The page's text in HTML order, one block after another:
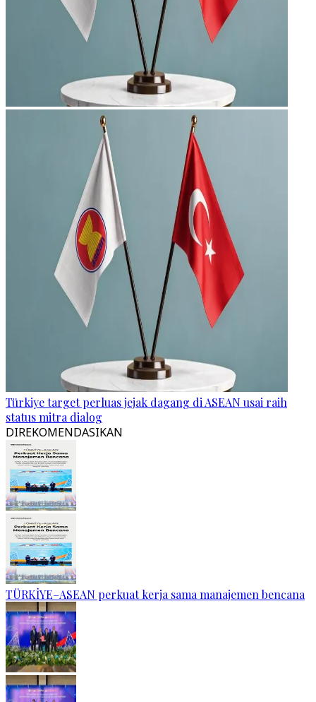
Türkiye target perluas jejak dagang di ASEAN usai raih
status mitra dialog
DIREKOMENDASIKAN
TÜRKİYE–ASEAN perkuat kerja sama manajemen bencana